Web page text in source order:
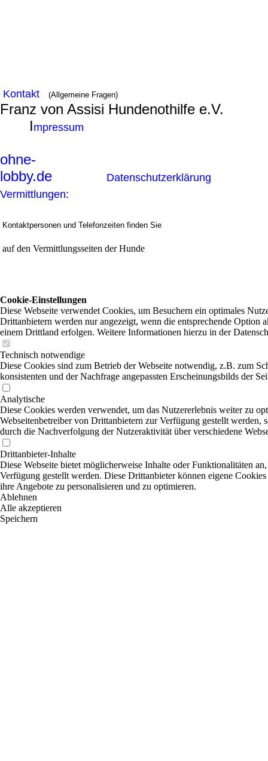
Kontakt (Allgemeine Fragen)
Franz von Assisi Hundenothilfe e.V.
Impressum
ohne-
lobby.de
Datenschutzerklärung
Vermittlungen:
Kontaktpersonen und Telefonzeiten finden Sie
auf den Vermittlungsseiten der Hunde
Cookie-Einstellungen
Diese Webseite verwendet Cookies, um Besuchern ein optimales
Drittanbietern werden nur angezeigt, wenn die entsprechende Option
einem Drittland erfolgen. Weitere Informationen hierzu in der
Technisch notwendige
Diese Cookies sind zum Betrieb der Webseite notwendig, z.B. zum
konsistenten und der Nachfrage angepassten Erscheinungsbilds der
Analytische
Diese Cookies werden verwendet, um das Nutzererlebnis weiter zu
Webseitenbetreiber von Drittanbietern zur Verfügung gestellt werden,
durch die Nachverfolgung der Nutzeraktivität über verschiedene
Drittanbieter-Inhalte
Diese Webseite bietet möglicherweise Inhalte oder Funktionalitäten
Verfügung gestellt werden. Diese Drittanbieter können eigene
ihre Angebote zu personalisieren und zu optimieren.
Ablehnen
Alle akzeptieren
Speichern